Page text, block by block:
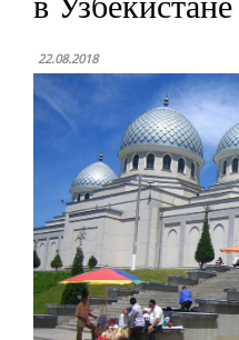
22.08.2018